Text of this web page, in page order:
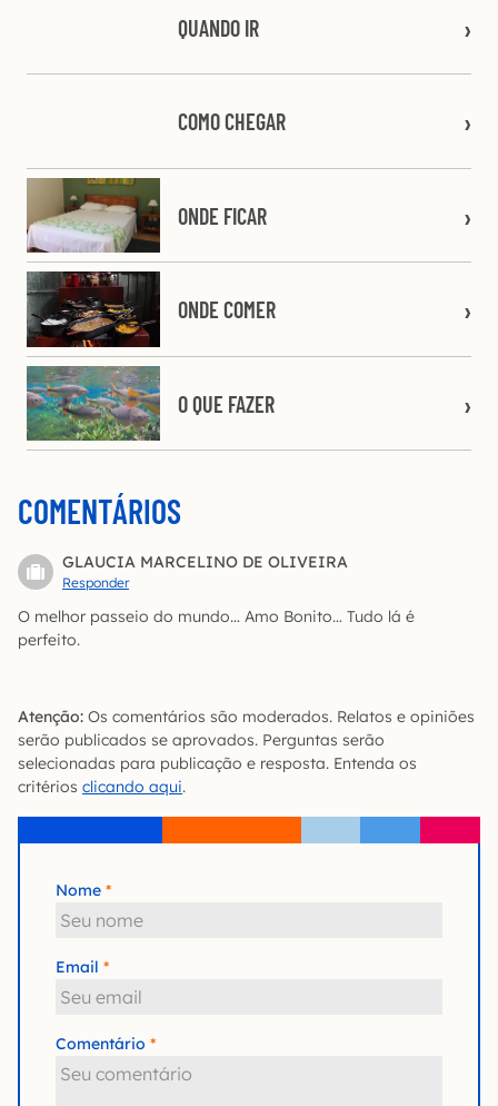
QUANDO IR
COMO CHEGAR
ONDE FICAR
ONDE COMER
O QUE FAZER
COMENTÁRIOS
GLAUCIA MARCELINO DE OLIVEIRA
Responder
O melhor passeio do mundo… Amo Bonito… Tudo lá é
perfeito.
Atenção: Os comentários são moderados. Relatos e opiniões
serão publicados se aprovados. Perguntas serão
selecionadas para publicação e resposta. Entenda os
critérios clicando aqui.
Nome
Email
Comentário